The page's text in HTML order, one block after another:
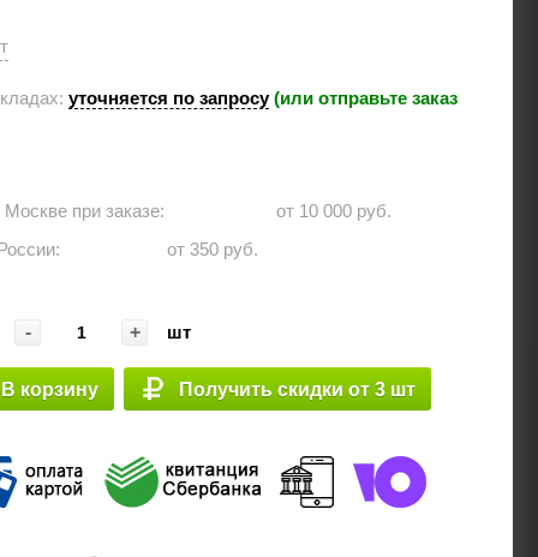
уточняется по запросу(или отправьте заказ
при заказе: ⠀⠀⠀⠀
от 10 000 руб.
от 350 руб.
- + шт
В корзину Получить скидки от 3 шт